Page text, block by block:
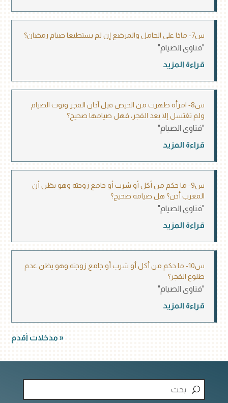
س7- ماذا على الحامل والمرضع إن لم يستطيعا صيام رمضان؟
"فتاوى الصيام"
قراءة المزيد
س8- امرأة طهرت من الحيض قبل آذان الفجر ونوت الصيام
ولم تغتسل إلا بعد الفجر، فهل صيامها صحيح؟
"فتاوى الصيام"
قراءة المزيد
س9- ما حكم من أكل أو شرب أو جامع زوجته وهو يظن أن
المغرب أذن؟ هل صيامه صحيح؟
"فتاوى الصيام"
قراءة المزيد
س10- ما حكم من أكل أو شرب أو جامع زوجته وهو يظن عدم
طلوع الفجر؟
"فتاوى الصيام"
قراءة المزيد
« مدخلات أقدم